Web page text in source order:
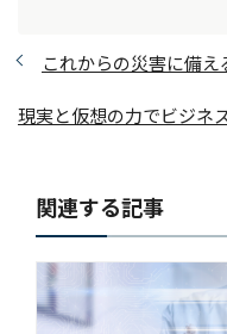
これからの災害に備
現実と仮想の力でビジネ
関連する記事